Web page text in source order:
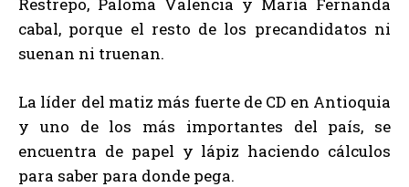
cabal, porque el resto de los precandidatos ni
suenan ni truenan.
La líder del matiz más fuerte de CD en Antioquia
y uno de los más importantes del país, se
encuentra de papel y lápiz haciendo cálculos
para saber para donde pega.